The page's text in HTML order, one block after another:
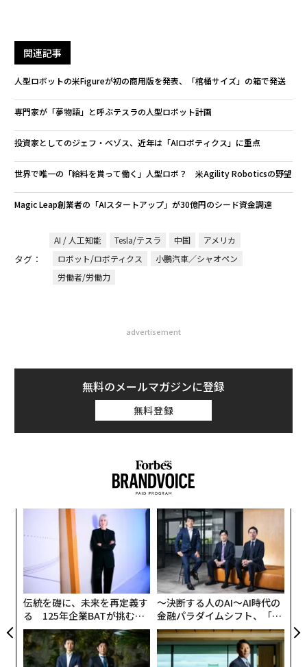
関連記事
人型ロボットの米Figureが初の商用版を発表、「棺桶サイズ」の箱で発送
専門家が「夢物語」と呼ぶテスラの人型ロボット計画
投資家としてのジェフ・ベゾス、近年は「AIロボティクス」に重点
世界で唯一の「給料を貰って働く」人型ロボ？ 米Agility Roboticsの野望
Magic Leap創業者の「AIスタートアップ」が30億円のシード資金調達
タグ：
AI / 人工知能 Tesla/テスラ 中国
アメリカ
ロボット/ロボティクス
小鵬汽車／シャオペン
労働者/労働力
advertisement
無料のメールマガジンに登録
無料登録
伝統を礎に、未来を再定義す
る 125年企業BATが挑むス
モークレスな未来
〜決断する人のAI〜AI時代の
金融パラダイムシフト、「超
個別化」の核心 【MUFG×ウ
ェルスナビ×PwC】